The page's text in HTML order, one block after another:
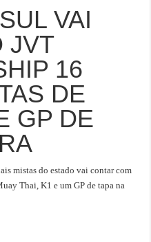
VAI
JVT
16
DE
GP DE
mistas do estado vai contar com
Thai, K1 e um GP de tapa na